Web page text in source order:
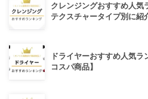
クレンジングおすすめ人気
テクスチャータイプ別に紹
ドライヤーおすすめ人気ラ
コスパ商品】